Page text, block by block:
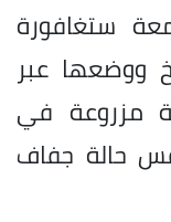
ستغافورة
ووضعها عبر
مزروعة في
حالة جفاف